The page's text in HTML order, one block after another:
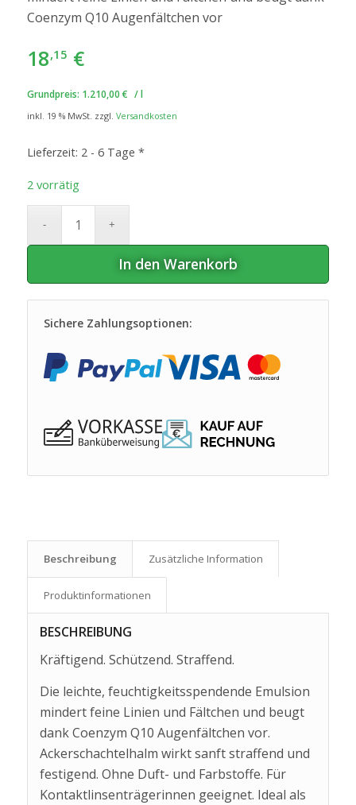
Coenzym Q10 Augenfältchen vor
18,15 €
Grundpreis: 1.210,00 € /l
inkl. 19 % MwSt. zzgl. Versandkosten
Lieferzeit: 2 - 6 Tage *
2 vorrätig
In den Warenkorb
Sichere Zahlungsoptionen:
Beschreibung Zusätzliche Information
Produkt­informationen
BESCHREIBUNG
Kräftigend. Schützend. Straffend.
Die leichte, feuchtigkeitsspendende Emulsion
mindert feine Linien und Fältchen und beugt
dank Coenzym Q10 Augenfältchen vor.
Ackerschachtelhalm wirkt sanft straffend und
festigend. Ohne Duft- und Farbstoffe. Für
Kontaktlinsenträgerinnen geeignet. Ideal als